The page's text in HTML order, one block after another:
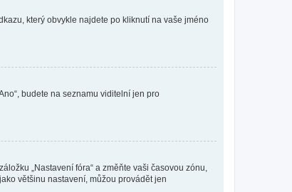
který obvykle najdete po kliknutí na vaše jméno
budete na seznamu viditelní jen pro
„Nastavení fóra“ a změňte vaši časovou zónu,
většinu nastavení, můžou provádět jen